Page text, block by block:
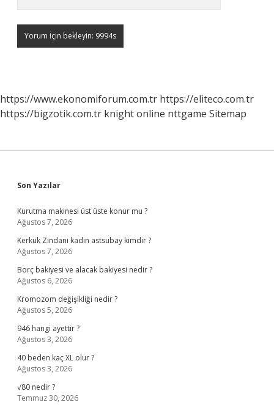
https://www.ekonomiforum.com.tr https://eliteco.com.tr
https://bigzotik.com.tr knight online nttgame Sitemap
Sidebar
Son Yazılar
Kurutma makinesi üst üste konur mu ?
Ağustos 7, 2026
Kerkük Zindanı kadın astsubay kimdir ?
Ağustos 7, 2026
Borç bakiyesi ve alacak bakiyesi nedir ?
Ağustos 6, 2026
Kromozom değişikliği nedir ?
Ağustos 5, 2026
946 hangi ayettir ?
Ağustos 3, 2026
40 beden kaç XL olur ?
Ağustos 3, 2026
√80 nedir ?
Temmuz 30, 2026